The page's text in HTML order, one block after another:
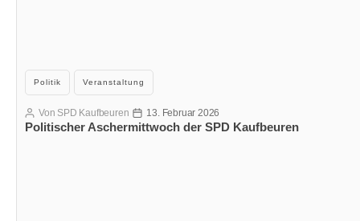
Kategorien
Politik Veranstaltung
Politischer Aschermittwoch der SPD Kaufbeuren
Beitragsautor
Von SPD Kaufbeuren Veröffentlichungsdatum
13. Februar 2026